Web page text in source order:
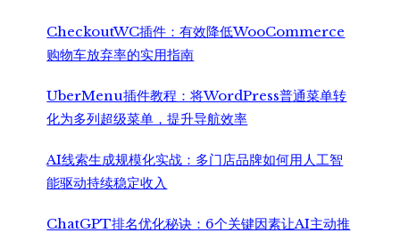
CheckoutWC插件：有效降低WooCommerce
购物车放弃率的实用指南
UberMenu插件教程：将WordPress普通菜单转
化为多列超级菜单，提升导航效率
AI线索生成规模化实战：多门店品牌如何用人工智
能驱动持续稳定收入
ChatGPT排名优化秘诀：6个关键因素让AI主动推